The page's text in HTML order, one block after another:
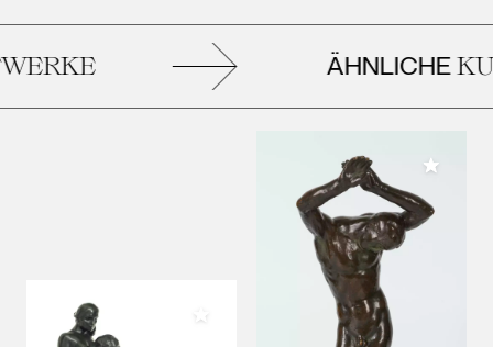
ÄHNLICHE
Meiner Sammlung hinzufügen
Meiner